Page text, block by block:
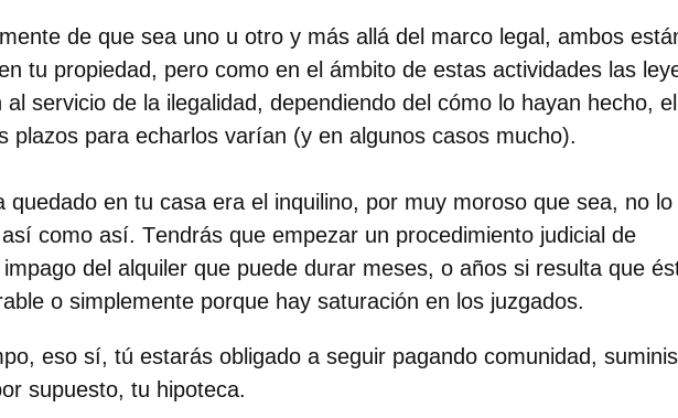
de que sea uno u otro y más allá del marco legal, ambos
tu propiedad, pero como en el ámbito de estas actividades las
servicio de la ilegalidad, dependiendo del cómo lo hayan hecho, el
plazos para echarlos varían (y en algunos casos mucho).
quedado en tu casa era el inquilino, por muy moroso que sea, no lo
como así. Tendrás que empezar un procedimiento judicial de
del alquiler que puede durar meses, o años si resulta que
o simplemente porque hay saturación en los juzgados.
eso sí, tú estarás obligado a seguir pagando comunidad,
supuesto, tu hipoteca.